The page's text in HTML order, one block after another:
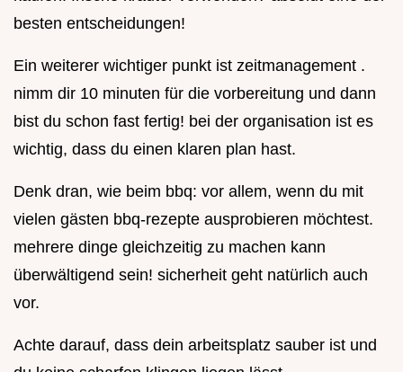
besten entscheidungen!
Ein weiterer wichtiger punkt ist zeitmanagement .
nimm dir 10 minuten für die vorbereitung und dann
bist du schon fast fertig! bei der organisation ist es
wichtig, dass du einen klaren plan hast.
Denk dran, wie beim bbq: vor allem, wenn du mit
vielen gästen bbq-rezepte ausprobieren möchtest.
mehrere dinge gleichzeitig zu machen kann
überwältigend sein! sicherheit geht natürlich auch
vor.
Achte darauf, dass dein arbeitsplatz sauber ist und